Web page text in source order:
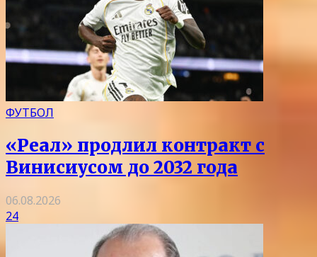
ФУТБОЛ
«Реал» продлил контракт с
Винисиусом до 2032 года
06.08.2026
24